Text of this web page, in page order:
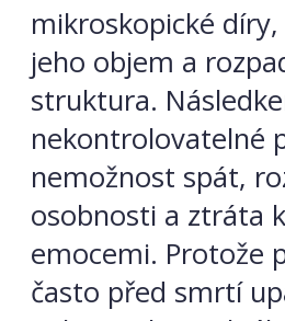
mikroskopické
jeho objem a
struktura.
nekontrolovatelné
nemožnost spát,
osobnosti a ztráta
emocemi. Protože
často před smrtí